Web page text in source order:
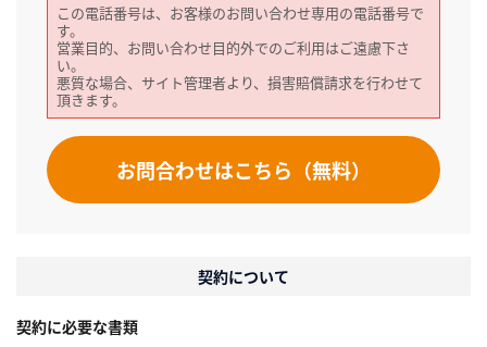
この電話番号は、お客様のお問い合わせ専用の電話番号で
す。
営業目的、お問い合わせ目的外でのご利用はご遠慮下さ
い。
悪質な場合、サイト管理者より、損害賠償請求を行わせて
頂きます。
お問合わせはこちら（無料）
契約について
契約に必要な書類